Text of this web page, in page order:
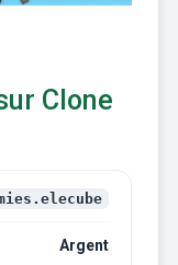
Clone
Argent